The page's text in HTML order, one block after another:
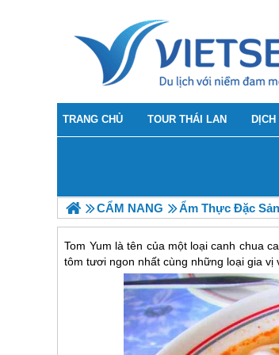
TRANG CHỦ TOUR THÁI LAN DỊCH
CẨM NANG Ẩm Thực Đặc Sản
Tom Yum là tên của một loại canh chua
tôm tươi ngon nhất cùng những loại gia